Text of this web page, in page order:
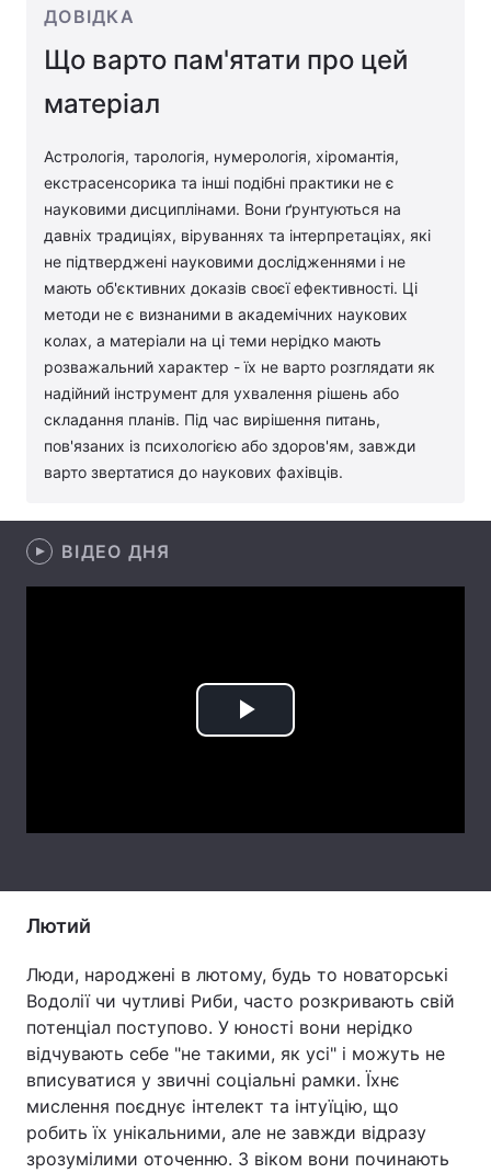
Здоров'я
Цікавинки Погода
Екологія
Лонгріди
Відео з Youtube Статті
Інтерв'ю Думки
Архів Вакансії
Контакти
Послуги
ДОВІДКА
Що варто пам'ятати про цей
матеріал
Астрологія, тарологія, нумерологія, хіромантія,
екстрасенсорика та інші подібні практики не є
науковими дисциплінами. Вони ґрунтуються на
давніх традиціях, віруваннях та інтерпретаціях, які
не підтверджені науковими дослідженнями і не
мають об'єктивних доказів своєї ефективності. Ці
методи не є визнаними в академічних наукових
колах, а матеріали на ці теми нерідко мають
розважальний характер - їх не варто розглядати як
надійний інструмент для ухвалення рішень або
складання планів. Під час вирішення питань,
пов'язаних із психологією або здоров'ям, завжди
варто звертатися до наукових фахівців.
ВІДЕО ДНЯ
Play
Лютий
Люди, народжені в лютому, будь то новаторські
Водолії чи чутливі Риби, часто розкривають свій
потенціал поступово. У юності вони нерідко
відчувають себе "не такими, як усі" і можуть не
вписуватися у звичні соціальні рамки. Їхнє
мислення поєднує інтелект та інтуїцію, що
робить їх унікальними, але не завжди відразу
зрозумілими оточенню. З віком вони починають